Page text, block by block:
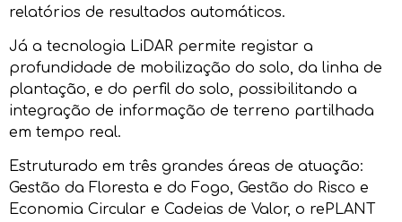
relatórios de resultados automáticos.
Já a tecnologia LiDAR permite registar a
profundidade de mobilização do solo, da linha de
plantação, e do perfil do solo, possibilitando a
integração de informação de terreno partilhada
em tempo real.
Estruturado em três grandes áreas de atuação:
Gestão da Floresta e do Fogo, Gestão do Risco e
Economia Circular e Cadeias de Valor, o rePLANT